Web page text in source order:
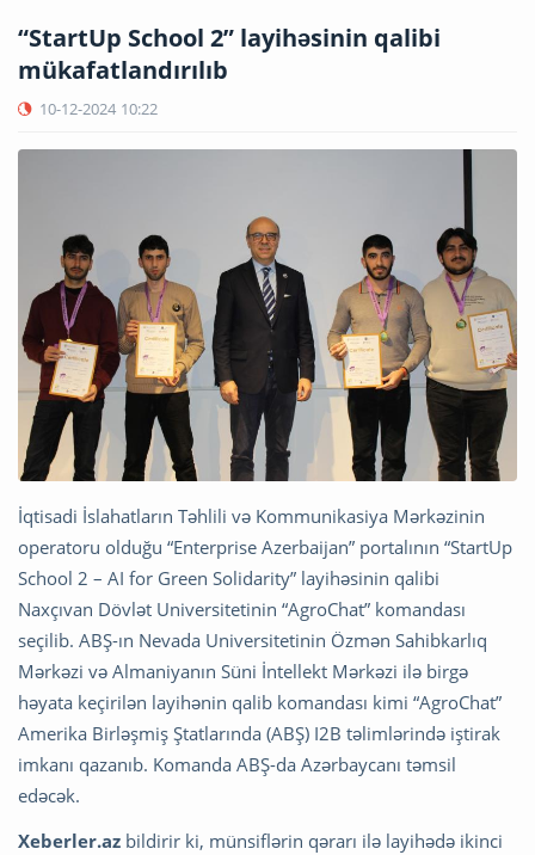
“StartUp School 2” layihəsinin qalibi
mükafatlandırılıb
10-12-2024 10:22
İqtisadi İslahatların Təhlili və Kommunikasiya Mərkəzinin
operatoru olduğu “Enterprise Azerbaijan” portalının “StartUp
School 2 – AI for Green Solidarity” layihəsinin qalibi
Naxçıvan Dövlət Universitetinin “AgroChat” komandası
seçilib. ABŞ-ın Nevada Universitetinin Özmən Sahibkarlıq
Mərkəzi və Almaniyanın Süni İntellekt Mərkəzi ilə birgə
həyata keçirilən layihənin qalib komandası kimi “AgroChat”
Amerika Birləşmiş Ştatlarında (ABŞ) I2B təlimlərində iştirak
imkanı qazanıb. Komanda ABŞ-da Azərbaycanı təmsil
edəcək.
Xeberler.az bildirir ki, münsiflərin qərarı ilə layihədə ikinci